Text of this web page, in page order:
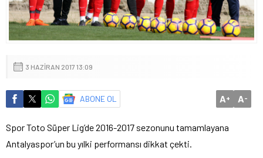
3 HAZIRAN 2017 13:09
ABONE OL A+ A-
Spor Toto Süper Lig’de 2016-2017 sezonunu tamamlayana
Antalyaspor’un bu yılki performansı dikkat çekti.